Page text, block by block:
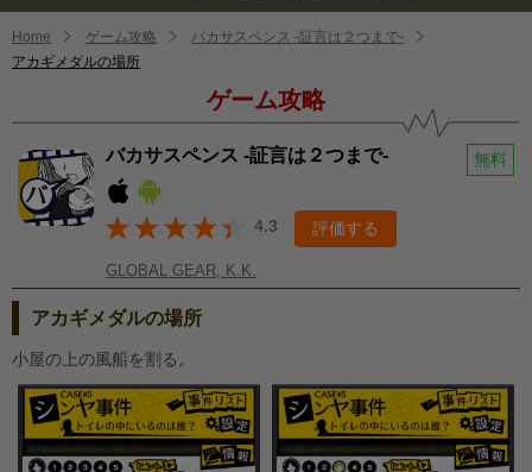
Home ゲーム攻略
バカサスペンス -証言は２つまで-
アカギメダルの場所
ゲーム攻略
バカサスペンス -証言は２つまで- 無料
4.3 評価する
GLOBAL GEAR, K.K.
アカギメダルの場所
小屋の上の風船を割る。